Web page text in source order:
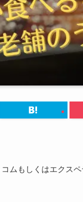
ムもしくはエクスペ